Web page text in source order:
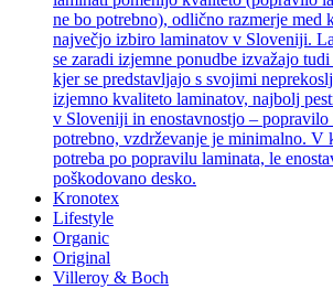
ne bo potrebno), odlično razmerje med
največjo izbiro laminatov v Sloveniji.
se zaradi izjemne ponudbe izvažajo
kjer se predstavljajo s svojimi
izjemno kvaliteto laminatov, najbolj
v Sloveniji in enostavnostjo – popravilo
potrebno, vzdrževanje je minimalno. V
potreba po popravilu laminata, le
poškodovano desko.
Kronotex
Lifestyle
Organic
Original
Villeroy & Boch